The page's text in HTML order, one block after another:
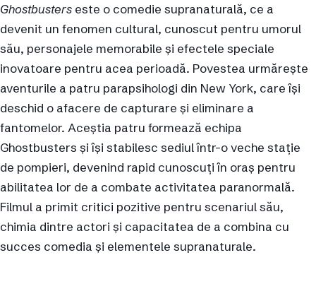
Ghostbusters este o comedie supranaturală, ce a
devenit un fenomen cultural, cunoscut pentru umorul
său, personajele memorabile și efectele speciale
inovatoare pentru acea perioadă. Povestea urmărește
aventurile a patru parapsihologi din New York, care își
deschid o afacere de capturare și eliminare a
fantomelor. Aceștia patru formează echipa
Ghostbusters și își stabilesc sediul într-o veche stație
de pompieri, devenind rapid cunoscuți în oraș pentru
abilitatea lor de a combate activitatea paranormală.
Filmul a primit critici pozitive pentru scenariul său,
chimia dintre actori și capacitatea de a combina cu
succes comedia și elementele supranaturale.